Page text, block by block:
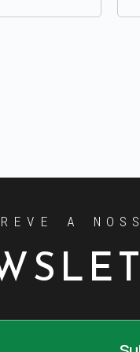
A